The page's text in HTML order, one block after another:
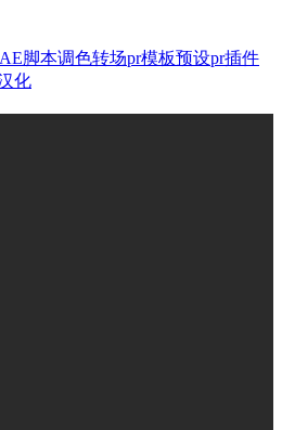
AE脚本调色转场pr模板预设pr插件
化